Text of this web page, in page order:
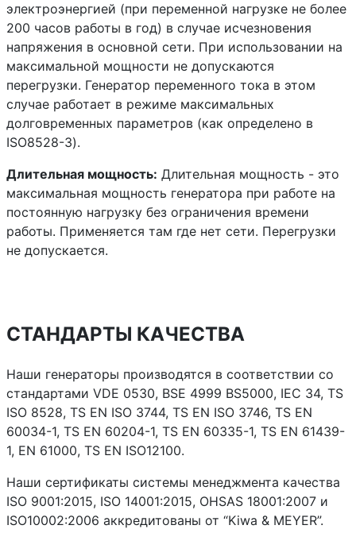
электроэнергией (при переменной нагрузке не более
200 часов работы в год) в случае исчезновения
напряжения в основной сети. При использовании на
максимальной мощности не допускаются
перегрузки. Генератор переменного тока в этом
случае работает в режиме максимальных
долговременных параметров (как определено в
ISO8528-3).
Длительная мощность: Длительная мощность - это
максимальная мощность генератора при работе на
постоянную нагрузку без ограничения времени
работы. Применяется там где нет сети. Перегрузки
не допускается.
СТАНДАРТЫ КАЧЕСТВА
Наши генераторы производятся в соответствии со
стандартами VDE 0530, BSE 4999 BS5000, IEC 34, TS
ISO 8528, TS EN ISO 3744, TS EN ISO 3746, TS EN
60034-1, TS EN 60204-1, TS EN 60335-1, TS EN 61439-
1, EN 61000, TS EN ISO12100.
Наши сертификаты системы менеджмента качества
ISO 9001:2015, ISO 14001:2015, OHSAS 18001:2007 и
ISO10002:2006 аккредитованы от “Kiwa & MEYER”.